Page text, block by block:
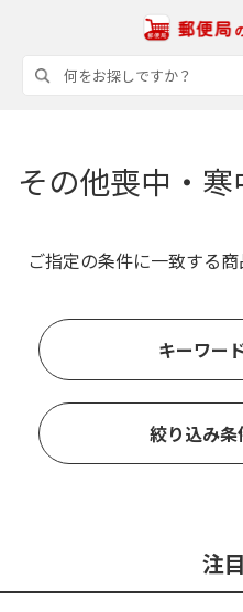
その他喪中・寒
ご指定の条件に一致する
キーワー
絞り込み条
注